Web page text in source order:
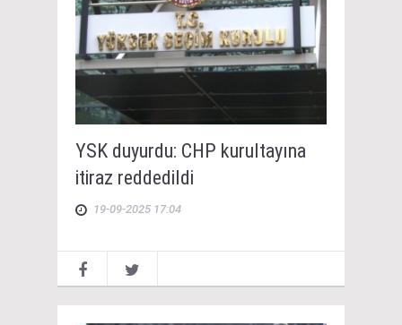
YSK duyurdu: CHP kurultayına
itiraz reddedildi
19-09-2025 17:04